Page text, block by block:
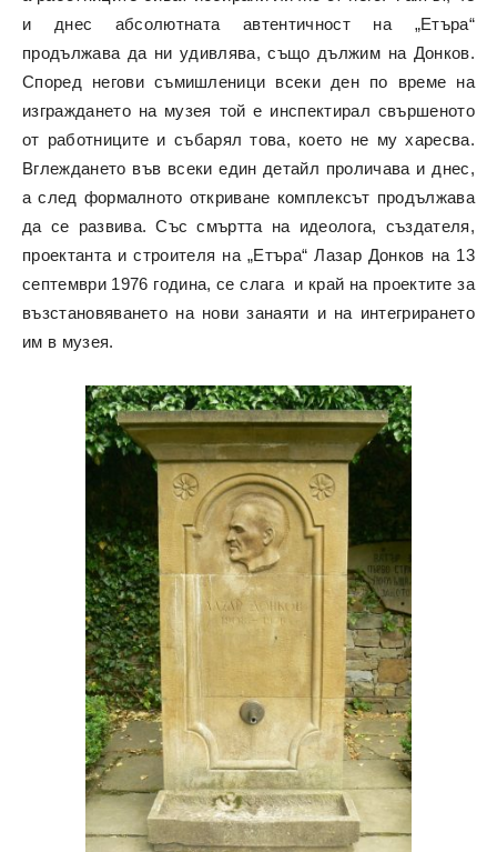
и днес абсолютната автентичност на „Етъра“
продължава да ни удивлява, също дължим на Донков.
Според негови съмишленици всеки ден по време на
изграждането на музея той е инспектирал свършеното
от работниците и събарял това, което не му харесва.
Вглеждането във всеки един детайл проличава и днес,
а след формалното откриване комплексът продължава
да се развива. Със смъртта на идеолога, създателя,
проектанта и строителя на „Етъра“ Лазар Донков на 13
септември 1976 година, се слага и край на проектите за
възстановяването на нови занаяти и на интегрирането
им в музея.